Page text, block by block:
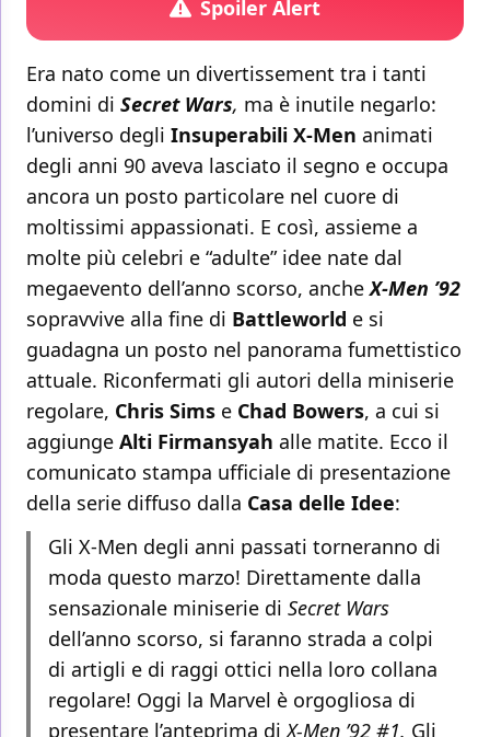
Spoiler Alert
Era nato come un divertissement tra i tanti
domini di Secret Wars, ma è inutile negarlo:
l’universo degli Insuperabili X-Men animati
degli anni 90 aveva lasciato il segno e occupa
ancora un posto particolare nel cuore di
moltissimi appassionati. E così, assieme a
molte più celebri e “adulte” idee nate dal
megaevento dell’anno scorso, ancheX-Men ’92
sopravvive alla fine di Battleworld e si
guadagna un posto nel panorama fumettistico
attuale. Riconfermati gli autori della miniserie
regolare, Chris Sims e Chad Bowers, a cui si
aggiunge Alti Firmansyah alle matite. Ecco il
comunicato stampa ufficiale di presentazione
della serie diffuso dalla Casa delle Idee:
Gli X-Men degli anni passati torneranno di
moda questo marzo! Direttamente dalla
sensazionale miniserie di Secret Wars
dell’anno scorso, si faranno strada a colpi
di artigli e di raggi ottici nella loro collana
regolare! Oggi la Marvel è orgogliosa di
presentare l’anteprima di X-Men ’92 #1. Gli